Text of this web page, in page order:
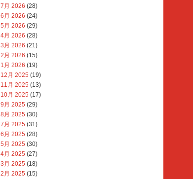
7月 2026 (28)
6月 2026 (24)
5月 2026 (29)
4月 2026 (28)
3月 2026 (21)
2月 2026 (15)
1月 2026 (19)
12月 2025 (19)
11月 2025 (13)
10月 2025 (17)
9月 2025 (29)
8月 2025 (30)
7月 2025 (31)
6月 2025 (28)
5月 2025 (30)
4月 2025 (27)
3月 2025 (18)
2月 2025 (15)